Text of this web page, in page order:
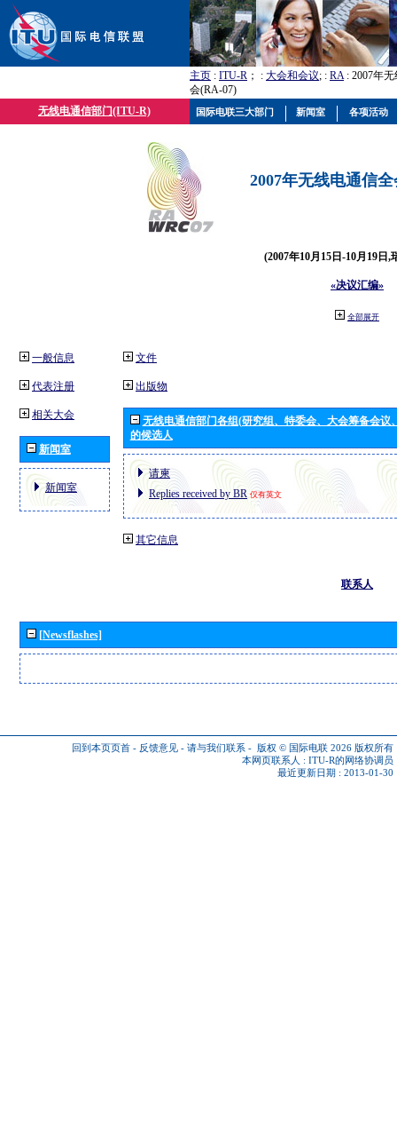
主页 : ITU-R ； : 大会和会议; : RA: 2007年
会(RA-07)
无线电通信部门(ITU-R)
2007年无线电通信
(2007年10月15日-10月19日,
«决议汇编»
全部展开
一般信息
代表注册
相关大会
新闻室
新闻室
文件
出版物
无线电通信部门各组(研究组、特委会、大会筹备会议
的候选人
请柬
Replies received by BR 仅有英文
其它信息
联系人
[Newsflashes]
回到本页页首 - 反馈意见 - 请与我们联系 - 版权 © 国际电联 2026 版权所有
本网页联系人 : ITU-R的网络协调员
最近更新日期 : 2013-01-30
国际电联三大部门 新闻室 各项活动